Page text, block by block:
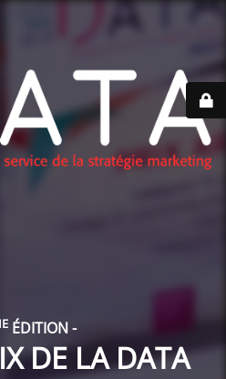
ÉDITION -
DE LA DATA